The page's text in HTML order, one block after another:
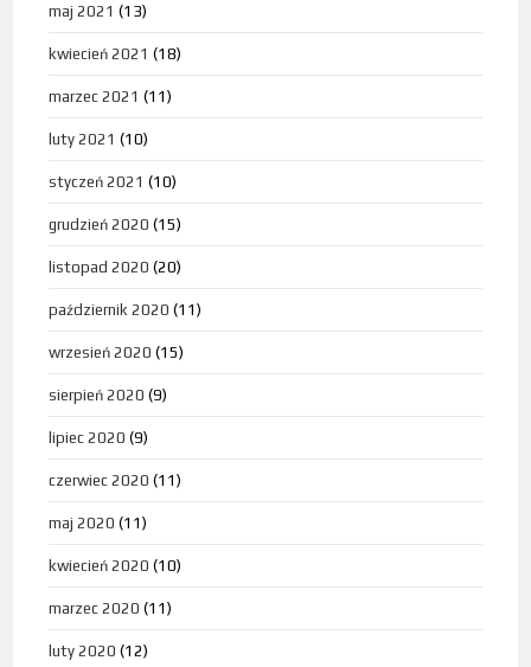
maj 2021 (13)
kwiecień 2021 (18)
marzec 2021 (11)
luty 2021 (10)
styczeń 2021 (10)
grudzień 2020 (15)
listopad 2020 (20)
październik 2020 (11)
wrzesień 2020 (15)
sierpień 2020 (9)
lipiec 2020 (9)
czerwiec 2020 (11)
maj 2020 (11)
kwiecień 2020 (10)
marzec 2020 (11)
luty 2020 (12)